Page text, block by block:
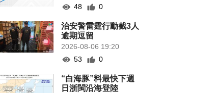
48
0
治安警雷霆行動截3人
逾期逗留
2026-08-06 19:20
53
0
“白海豚”料最快下週
日浙閩沿海登陸